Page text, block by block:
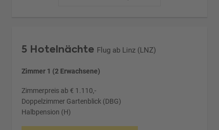
5 Hotelnächte Flug ab Linz (LNZ)
Zimmer 1 (2 Erwachsene)
Zimmerpreis ab € 1.110,-
Doppelzimmer Gartenblick (DBG)
Halbpension (H)